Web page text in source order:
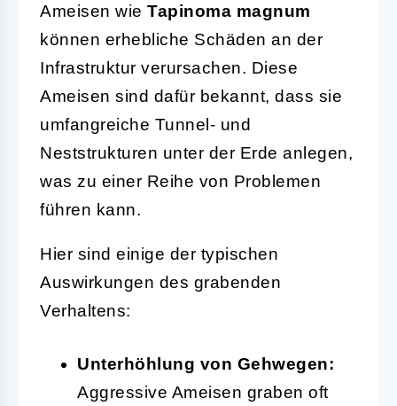
Ameisen wie Tapinoma magnum
können erhebliche Schäden an der
Infrastruktur verursachen. Diese
Ameisen sind dafür bekannt, dass sie
umfangreiche Tunnel- und
Neststrukturen unter der Erde anlegen,
was zu einer Reihe von Problemen
führen kann.
Hier sind einige der typischen
Auswirkungen des grabenden
Verhaltens:
Unterhöhlung von Gehwegen:
Aggressive Ameisen graben oft